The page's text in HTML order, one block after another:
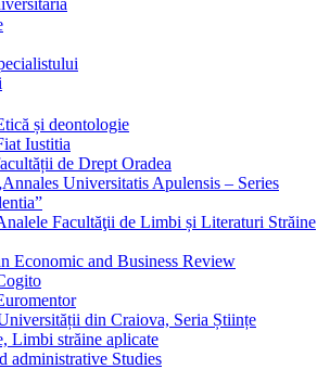
și deontologie
Iustitia
de Drept Oradea
Universitatis Apulensis – Series
Facultăţii de Limbi și Literaturi Străine
Economic and Business Review
din Craiova, Seria Științe
Limbi străine aplicate
administrative Studies